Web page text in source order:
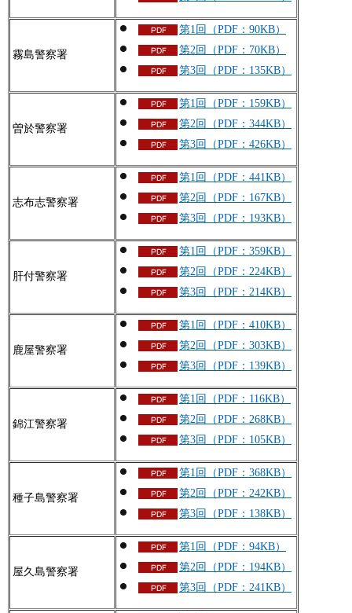
霧島警察署
第1回（PDF：90KB）
第2回（PDF：70KB）
第3回（PDF：135KB）
曽於警察署
第1回（PDF：159KB）
第2回（PDF：344KB）
第3回（PDF：426KB）
志布志警察署
第1回（PDF：441KB）
第2回（PDF：167KB）
第3回（PDF：193KB）
肝付警察署
第1回（PDF：359KB）
第2回（PDF：224KB）
第3回（PDF：214KB）
鹿屋警察署
第1回（PDF：410KB）
第2回（PDF：303KB）
第3回（PDF：139KB）
錦江警察署
第1回（PDF：116KB）
第2回（PDF：268KB）
第3回（PDF：105KB）
種子島警察署
第1回（PDF：368KB）
第2回（PDF：242KB）
第3回（PDF：138KB）
屋久島警察署
第1回（PDF：94KB）
第2回（PDF：194KB）
第3回（PDF：241KB）